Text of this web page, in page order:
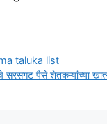
vima taluka list
सरसगट पैसे शेतकऱ्यांच्या